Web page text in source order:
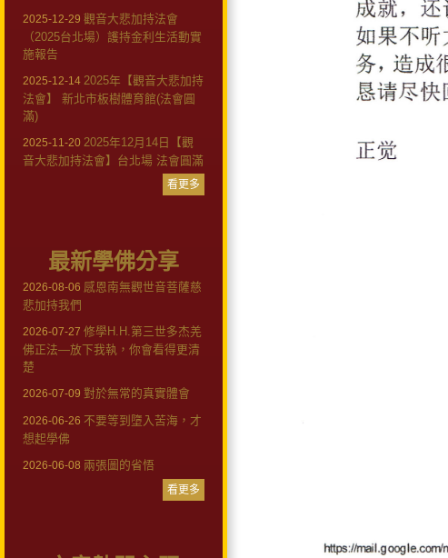
2025-12-29 觀音大悲加持法會
（2025台北場）護持金利生活動實
施報告
2025-12-14 2025年【觀音大悲加持
法會】 新北市板樹體育館(法會圓
滿)
2025-11-20 2025年12月14日【觀
音大悲加持法會】台北場 法會圓滿
看更多
最新學佛分享
2026-08-06 感恩南無觀世音菩薩慈
悲加持我們
2026-07-27 修學H.H.第三世多杰羌
佛正法—放下我執，你會看得更清
楚
2026-07-09 對於無常的真實體會
2026-06-26 不要等到墮入苦海，才
想起學佛
2026-06-08 兩張圖的省悟
看更多